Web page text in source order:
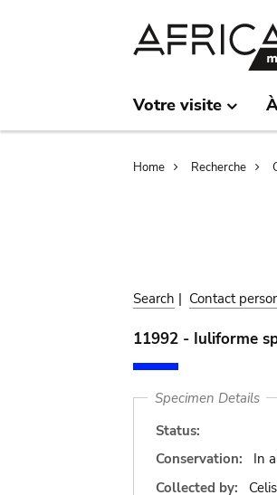
Votre visite
Home Recherche
Search | Contact
11992 - Iuliforme
Specimen Details
Status:
Conservation:
In
Collected by: